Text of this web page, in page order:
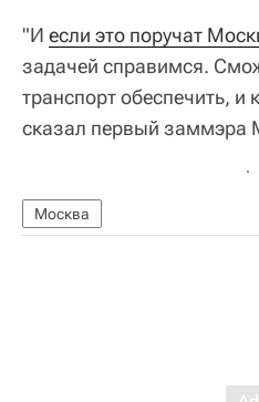
"И если это поручат
задачей справимся.
транспорт обеспечить, и
сказал первый заммэра
Москва